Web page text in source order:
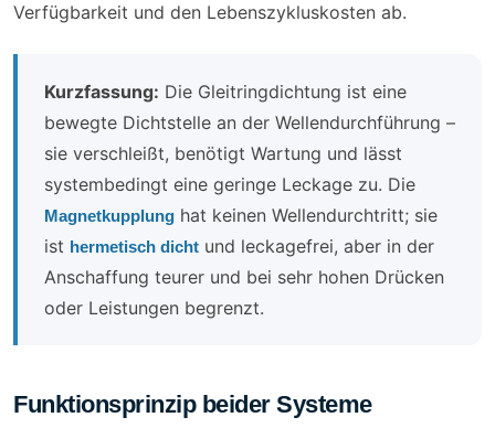
Verfügbarkeit und den Lebenszykluskosten ab.
Kurzfassung: Die Gleitringdichtung ist eine
bewegte Dichtstelle an der Wellendurchführung –
sie verschleißt, benötigt Wartung und lässt
systembedingt eine geringe Leckage zu. Die
Magnetkupplung hat keinen Wellendurchtritt; sie
ist hermetisch dicht und leckagefrei, aber in der
Anschaffung teurer und bei sehr hohen Drücken
oder Leistungen begrenzt.
Funktionsprinzip beider Systeme